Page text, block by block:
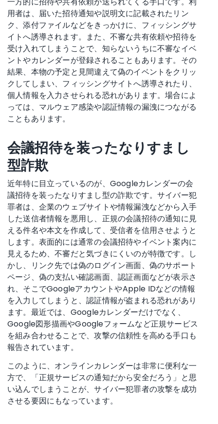
用者は、届いた招待通知や説明文に記載されたリン
ク、添付ファイルなどをきっかけに、フィッシングサ
イトへ誘導されます。また、不審な共有依頼や招待を
受け入れてしまうことで、知らないうちに不審なイベ
ントやカレンダーが登録されることもあります。その
結果、本物の予定と見間違えて偽のイベントをクリッ
クしてしまい、フィッシングサイトへ誘導されたり、
個人情報を入力させられる恐れがあります。場合によ
っては、マルウェア感染や認証情報の漏洩につながる
こともあります。
会議招待を装ったなりすまし
型詐欺
近年特に目立っているのが、Googleカレンダーの会
議招待を装ったなりすまし型の詐欺です。サイバー犯
罪者は、企業のウェブサイトや情報漏洩などから入手
した送信者情報を悪用し、正規の会議招待の通知に見
える件名や本文を作成して、受信者を信用させようと
します。表面的には通常の会議招待やイベント案内に
見えるため、不審だと気づきにくいのが特徴です。し
かし、リンク先では偽のログイン画面、偽のサポート
ページ、偽の支払い確認画面、認証画面などが表示さ
れ、そこでGoogleアカウントやApple IDなどの情報
を入力してしまうと、認証情報が盗まれる恐れがあり
ます。最近では、Googleカレンダーだけでなく、
Google図形描画やGoogleフォームなど正規サービス
を組み合わせることで、攻撃の信頼性を高める手口も
報告されています。
このように、オンラインカレンダーは非常に便利な一
方で、「正規サービスの通知だから安全だろう」と思
い込んでしまうことが、サイバー犯罪者の攻撃を成功
させる要因にもなっています。